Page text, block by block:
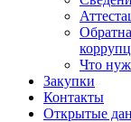
Что
Закупки
Контакты
Открытые